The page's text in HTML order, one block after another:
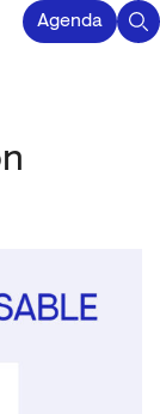
Agenda